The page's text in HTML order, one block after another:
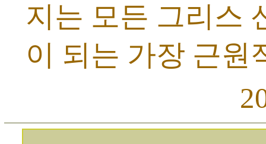
지는 모든 그리스
이 되는 가장 근원